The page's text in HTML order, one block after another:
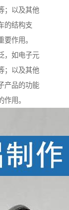
；以及其他
的结构支
作用。
，如电子元
；以及其他
产品的功能
用。